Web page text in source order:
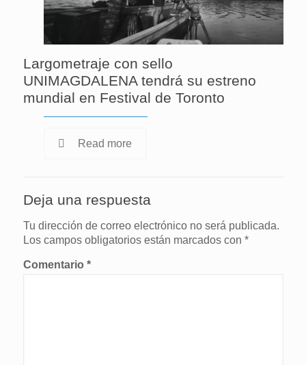
Largometraje con sello
UNIMAGDALENA tendrá su estreno
mundial en Festival de Toronto
Read more
Deja una respuesta
Tu dirección de correo electrónico no será publicada.
Los campos obligatorios están marcados con *
Comentario *